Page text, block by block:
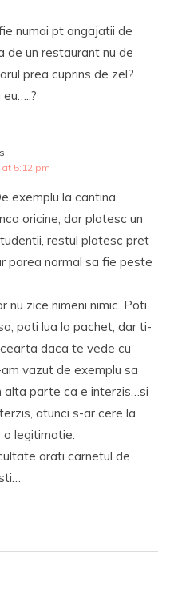
numai pt angajatii de
de un restaurant nu de
prea cuprins de zel?
5:12 pm
exemplu la cantina
oricine, dar platesc un
restul platesc pret
parea normal sa fie peste
nu zice nimeni nimic. Poti
poti lua la pachet, dar ti-
daca te vede cu
vazut de exemplu sa
alta parte ca e interzis…si
atunci s-ar cere la
legitimatie.
arati carnetul de